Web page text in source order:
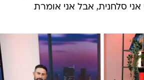
אני סלחנית, אבל אני אומרת